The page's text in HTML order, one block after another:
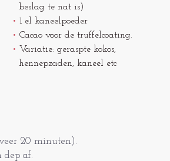
beslag te nat is)
1 el kaneelpoeder
Cacao voor de truffelcoating.
Variatie: geraspte kokos,
hennepzaden, kaneel etc
20 minuten).
dep af.